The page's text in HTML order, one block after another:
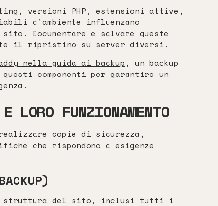
versioni PHP, estensioni attive,
d'ambiente influenzano
Documentare e salvare queste
il ripristino su server diversi.
nella guida ai backup , un backup
componenti per garantire un
FUNZIONAMENTO
copie di sicurezza,
che rispondono a esigenze
struttura del sito, inclusi tutti i